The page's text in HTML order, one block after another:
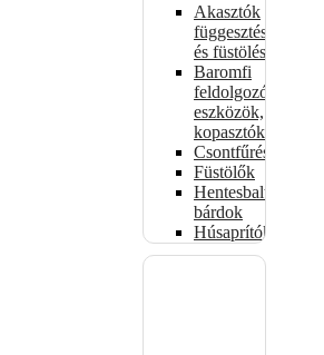
Akasztók
függesztéshez
és füstöléshez
Baromfi
feldolgozó
eszközök,
kopasztók
Csontfűrészek
Füstölők
Hentesbalták,
bárdok
Húsaprítók